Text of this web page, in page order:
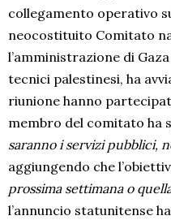
collegamento operativo
neocostituito Comitato
l’amministrazione di
tecnici palestinesi, ha
riunione hanno
membro del comitato ha
saranno i servizi pubblici,
aggiungendo che
prossima settimana o
l’annuncio statunitense